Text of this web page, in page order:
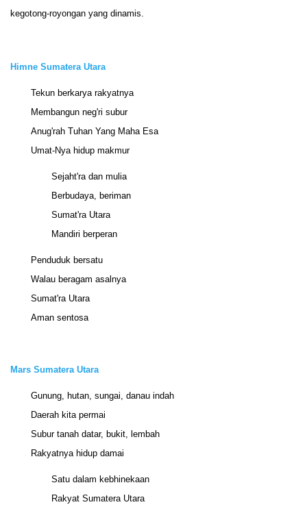
kegotong-royongan yang dinamis.
Himne Sumatera Utara
Tekun berkarya rakyatnya
Membangun neg'ri subur
Anug'rah Tuhan Yang Maha Esa
Umat-Nya hidup makmur
Sejaht'ra dan mulia
Berbudaya, beriman
Sumat'ra Utara
Mandiri berperan
Penduduk bersatu
Walau beragam asalnya
Sumat'ra Utara
Aman sentosa
Mars Sumatera Utara
Gunung, hutan, sungai, danau indah
Daerah kita permai
Subur tanah datar, bukit, lembah
Rakyatnya hidup damai
Satu dalam kebhinekaan
Rakyat Sumatera Utara